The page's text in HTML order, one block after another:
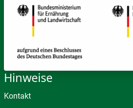
Hinweise
Kontakt